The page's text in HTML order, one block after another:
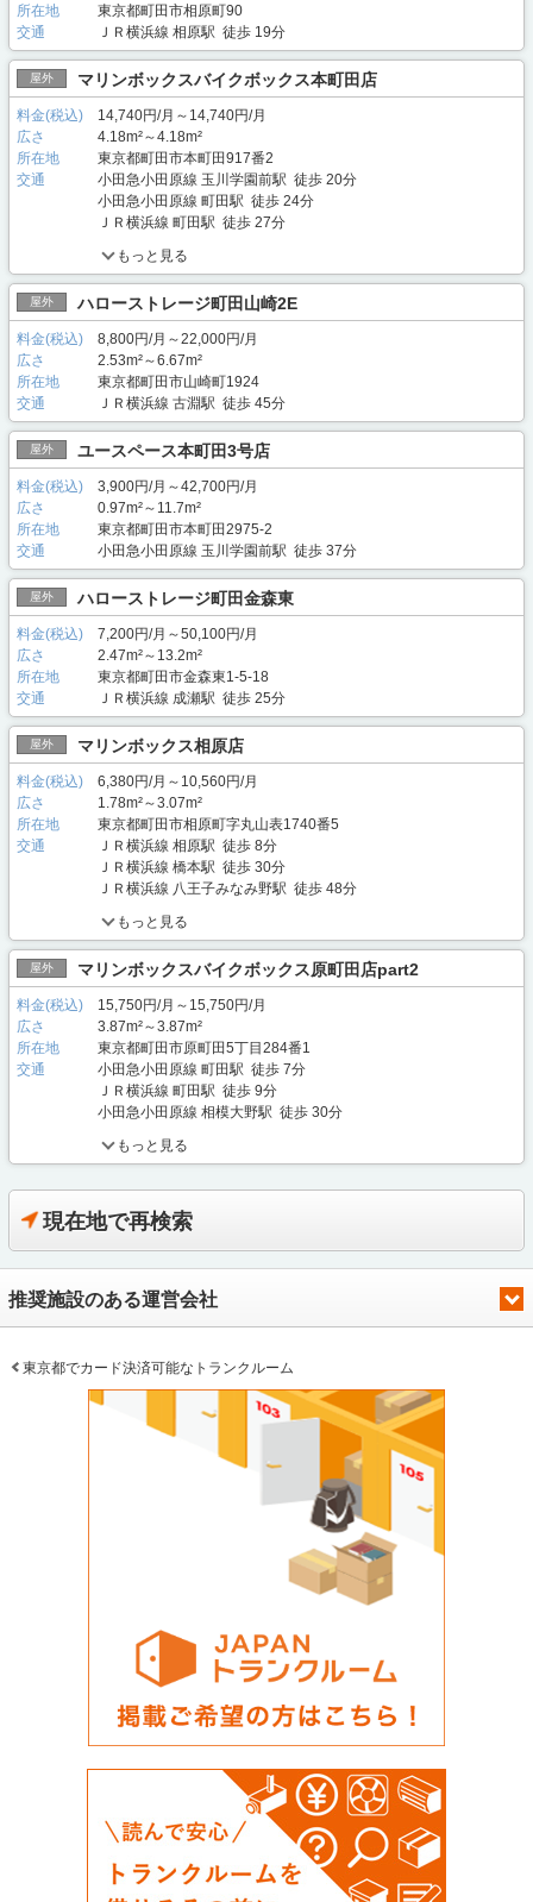
所在地
東京都町田市相原町90
交通
ＪＲ横浜線 相原駅 徒歩 19分
屋外 マリンボックスバイクボックス本町田店
料金(税込)
14,740円/月～14,740円/月
広さ
4.18m²～4.18m²
所在地
東京都町田市本町田917番2
交通
小田急小田原線 玉川学園前駅 徒歩 20分
小田急小田原線 町田駅 徒歩 24分
ＪＲ横浜線 町田駅 徒歩 27分
もっと見る
屋外 ハローストレージ町田山崎2E
料金(税込)
8,800円/月～22,000円/月
広さ
2.53m²～6.67m²
所在地
東京都町田市山崎町1924
交通
ＪＲ横浜線 古淵駅 徒歩 45分
屋外 ユースペース本町田3号店
料金(税込)
3,900円/月～42,700円/月
広さ
0.97m²～11.7m²
所在地
東京都町田市本町田2975-2
交通
小田急小田原線 玉川学園前駅 徒歩 37分
屋外 ハローストレージ町田金森東
料金(税込)
7,200円/月～50,100円/月
広さ
2.47m²～13.2m²
所在地
東京都町田市金森東1-5-18
交通
ＪＲ横浜線 成瀬駅 徒歩 25分
屋外 マリンボックス相原店
料金(税込)
6,380円/月～10,560円/月
広さ
1.78m²～3.07m²
所在地
東京都町田市相原町字丸山表1740番5
交通
ＪＲ横浜線 相原駅 徒歩 8分
ＪＲ横浜線 橋本駅 徒歩 30分
ＪＲ横浜線 八王子みなみ野駅 徒歩 48分
もっと見る
屋外 マリンボックスバイクボックス原町田店part2
料金(税込)
15,750円/月～15,750円/月
広さ
3.87m²～3.87m²
所在地
東京都町田市原町田5丁目284番1
交通
小田急小田原線 町田駅 徒歩 7分
ＪＲ横浜線 町田駅 徒歩 9分
小田急小田原線 相模大野駅 徒歩 30分
もっと見る
現在地で再検索
推奨施設のある運営会社
東京都でカード決済可能なトランクルーム